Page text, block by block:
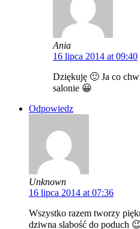
Ania
16 lipca 2014 at 09:40
Dziękuję 🙂 Ja co
salonie 😀
Odpowiedz
Unknown
16 lipca 2014 at 07:36
Wszystko razem tworzy
dziwna slabość do poduch